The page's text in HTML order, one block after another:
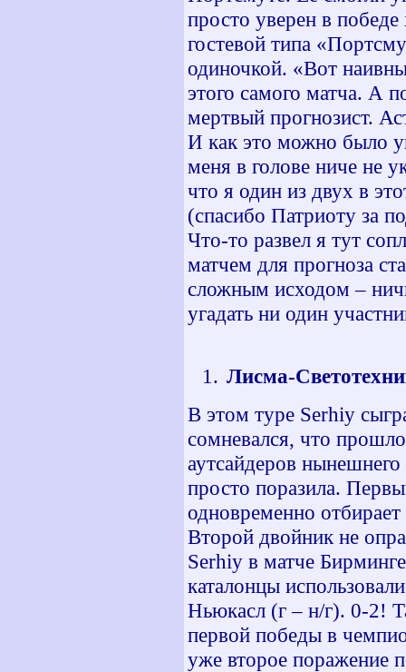
просто уверен в
гостевой типа
одиночкой. «Вот
этого самого матча. А
мертвый прогнозист.
И как это можно было
меня в голове ниче не
что я один из двух в
(спасибо Патриоту за
Что-то развел я тут
матчем для прогноза
сложным исходом –
угадать ни один
Лисма-
В этом туре Serhiy
сомневался, что
аутсайдеров
просто поразила.
одновременно
Второй двойник не
Serhiy в матче
каталонцы
Ньюкасл (г – н/г). 0-2!
первой победы в
уже второе поражение